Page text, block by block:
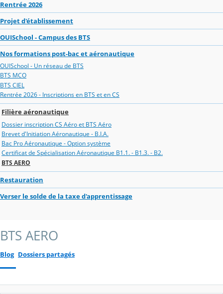
Rentrée 2026
Projet d'établissement
OUISchool - Campus des BTS
Nos formations post-bac et aéronautique
OUISchool - Un réseau de BTS
BTS MCO
BTS CIEL
Rentrée 2026 - Inscriptions en BTS et en CS
Filière aéronautique
Dossier inscription CS Aéro et BTS Aéro
Brevet d'Initiation Aéronautique - B.I.A.
Bac Pro Aéronautique - Option système
Certificat de Spécialisation Aéronautique B1.1. - B1.3. - B2.
BTS AERO
Restauration
Verser le solde de la taxe d'apprentissage
BTS AERO
Blog Dossiers partagés